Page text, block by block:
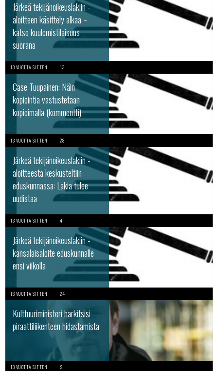
Järkeä tekijänoikeuslakiin -
aloitteen käsittely alkaa –
katso kuulemistilaisuus
suorana
13 VUOTTA SITTEN 13
Case Tuupainen: Näin
kopiointia vastustetaan
kopioimalla (kommentti)
13 VUOTTA SITTEN 28
Järkeä tekijänoikeuslakiin -
aloitteesta keskusteltiin
eduskunnassa: Lakia tulee
uudistaa
13 VUOTTA SITTEN 4
Järkeä tekijänoikeuslakiin -
kansalaisaloite eduskunnalle
ensi viikolla
13 VUOTTA SITTEN 24
Kulttuuriministeri harkitsisi
piraattiliikenteen hidastamista
13 VUOTTA SITTEN 9